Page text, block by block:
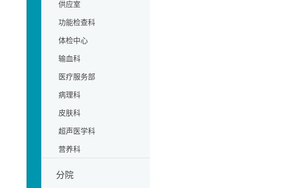
供应室
功能检查科
体检中心
输血科
医疗服务部
病理科
皮肤科
超声医学科
营养科
分院